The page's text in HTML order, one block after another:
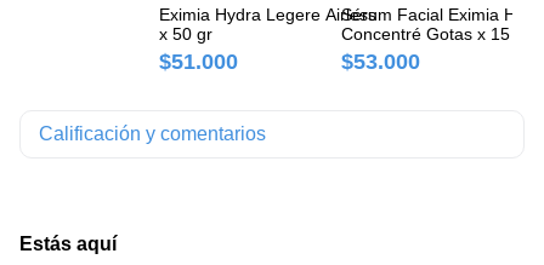
Estás aquí
Eximia Hydra Legere Airless
x 50 gr
$51.000
Sérum Facial Eximia
Concentré Gotas x 15 ml
$53.000
Calificación y comentarios